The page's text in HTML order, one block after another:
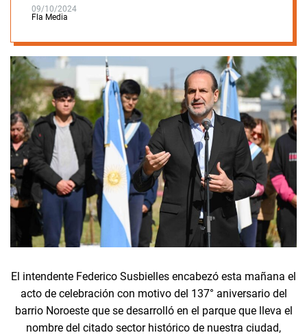
09/10/2024
Fla Media
El intendente Federico Susbielles encabezó esta mañana el
acto de celebración con motivo del 137° aniversario del
barrio Noroeste que se desarrolló en el parque que lleva el
nombre del citado sector histórico de nuestra ciudad,